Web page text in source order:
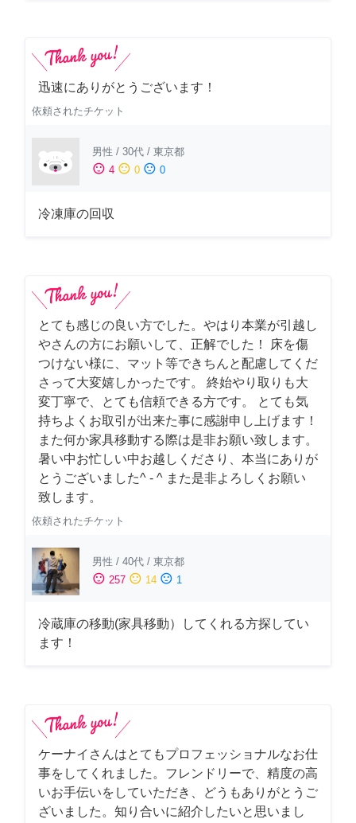
迅速にありがとうございます！
依頼されたチケット
男性 / 30代 / 東京都
sentiment_satisfied 4 sentiment_neutral 0 sentiment_dissatisfied 0
冷凍庫の回収
とても感じの良い方でした。やはり本業が引越し
やさんの方にお願いして、正解でした！ 床を傷
つけない様に、マット等できちんと配慮してくだ
さって大変嬉しかったです。 終始やり取りも大
変丁寧で、とても信頼できる方です。 とても気
持ちよくお取引が出来た事に感謝申し上げます！
また何か家具移動する際は是非お願い致します。
暑い中お忙しい中お越しくださり、本当にありが
とうございました^ - ^ また是非よろしくお願い
致します。
依頼されたチケット
男性 / 40代 / 東京都
sentiment_satisfied 257 sentiment_neutral 14 sentiment_dissatisfied 1
冷蔵庫の移動(家具移動）してくれる方探してい
ます！
ケーナイさんはとてもプロフェッショナルなお仕
事をしてくれました。フレンドリーで、精度の高
いお手伝いをしていただき、どうもありがとうご
ざいました。知り合いに紹介したいと思いまし